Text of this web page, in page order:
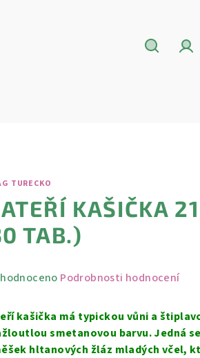
TURECKO
KAŠIČKA
TAB.)
Podrobnosti hodnocení
kašička má typickou vůni a
smetanovou barvu. Jedná
hltanových žláz mladých včel,